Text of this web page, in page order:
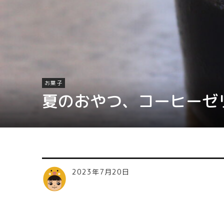
お菓子
夏のおやつ、コーヒーゼ
2023年7月20日